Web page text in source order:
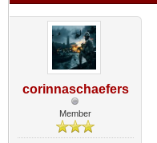
corinnaschaefers
Member